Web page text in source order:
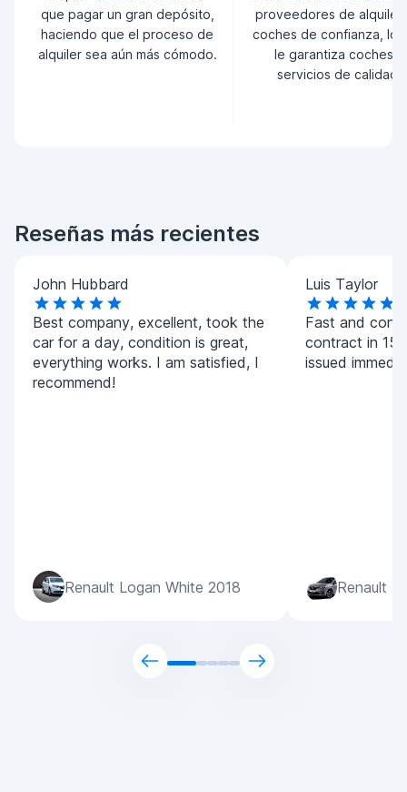
que pagar un gran depósito,
haciendo que el proceso de
alquiler sea aún más cómodo.
proveedores de alquiler
coches de confianza, lo
le garantiza coches y
servicios de calidad.
Reseñas más recientes
John Hubbard
Best company, excellent, took the
car for a day, condition is great,
everything works. I am satisfied, I
recommend!
Renault Logan White 2018
Luis Taylor
Fast and
contract in 15
issued
Renault